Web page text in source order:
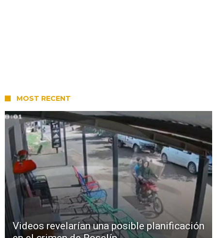
MOST RECENT
Videos revelarían una posible planificación